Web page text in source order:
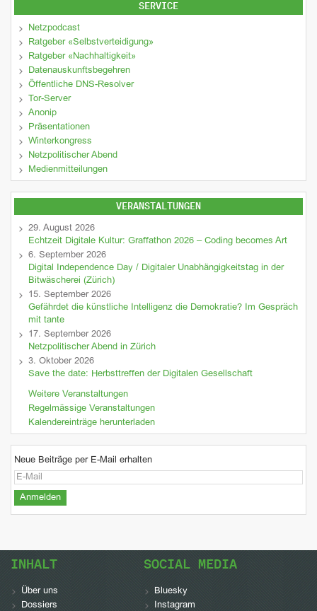
SERVICE
Netzpodcast
Ratgeber «Selbstverteidigung»
Ratgeber «Nachhaltigkeit»
Datenauskunftsbegehren
Öffentliche DNS-Resolver
Tor-Server
Anonip
Präsentationen
Winterkongress
Netzpolitischer Abend
Medienmitteilungen
VERANSTALTUNGEN
29. August 2026
Echtzeit Digitale Kultur: Graffathon 2026 – Coding becomes Art
6. September 2026
Digital Independence Day / Digitaler Unabhängigkeitstag in der
Bitwäscherei (Zürich)
15. September 2026
Gefährdet die künstliche Intelligenz die Demokratie? Im Gespräch
mit tante
17. September 2026
Netzpolitischer Abend in Zürich
3. Oktober 2026
Save the date: Herbsttreffen der Digitalen Gesellschaft
Weitere Veranstaltungen
Regelmässige Veranstaltungen
Kalendereinträge herunterladen
Neue Beiträge per E-Mail erhalten
INHALT
Über uns
Dossiers
SOCIAL MEDIA
Bluesky
Instagram